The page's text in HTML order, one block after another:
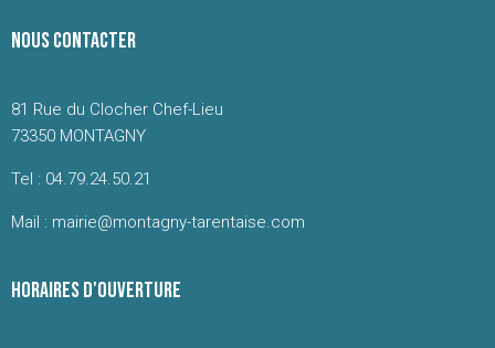
NOUS CONTACTER
81 Rue du Clocher Chef-Lieu
73350 MONTAGNY
Tel : 04.79.24.50.21
Mail : mairie@montagny-tarentaise.com
HORAIRES D'OUVERTURE